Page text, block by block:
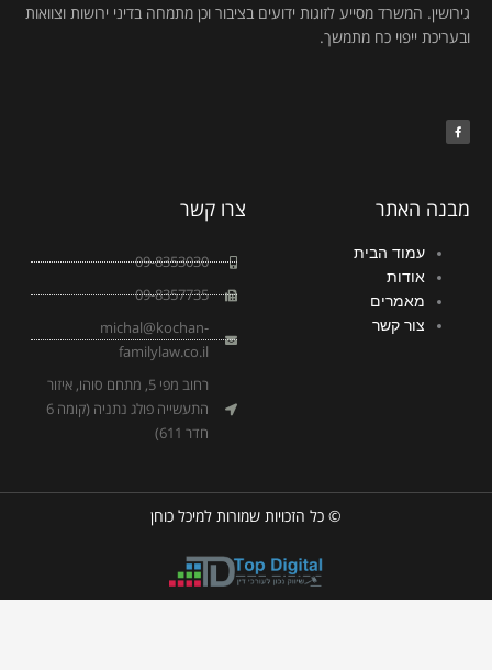
גירושין. המשרד מסייע לזוגות ידועים בציבור וכן מתמחה בדיני ירושות וצוואות
ובעריכת ייפוי כח מתמשך.
c
e
b
מבנה האתר
עמוד הבית
אודות
מאמרים
צור קשר
צרו קשר
09-8353030
09-8357735
michal@kochan-
familylaw.co.il
רחוב מפי 5, מתחם סוהו, איזור
התעשייה פולג נתניה (קומה 6
חדר 611)
© כל הזכויות שמורות למיכל כוחן